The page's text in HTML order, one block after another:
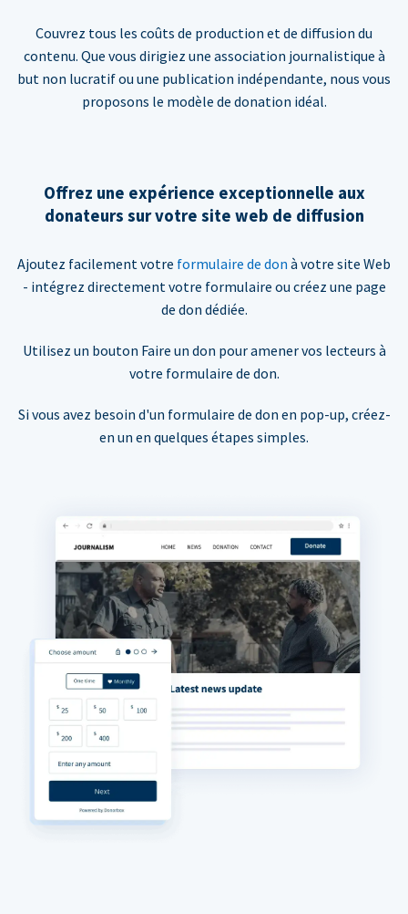
Couvrez tous les coûts de production et de diffusion du
contenu. Que vous dirigiez une association journalistique à
but non lucratif ou une publication indépendante, nous vous
proposons le modèle de donation idéal.
Offrez une expérience exceptionnelle aux
donateurs sur votre site web de diffusion
Ajoutez facilement votre formulaire de don à votre site Web
- intégrez directement votre formulaire ou créez une page
de don dédiée.
Utilisez un bouton Faire un don pour amener vos lecteurs à
votre formulaire de don.
Si vous avez besoin d'un formulaire de don en pop-up, créez-
en un en quelques étapes simples.